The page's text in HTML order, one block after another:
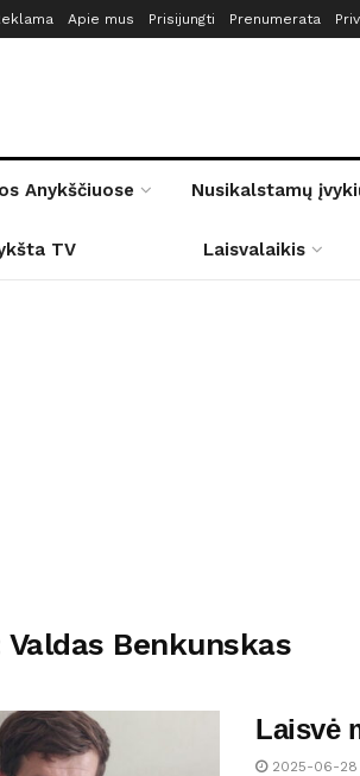
Apie mus Prisijungti Prenumerata
Anykščiuose Nusikalstamų
TV Laisvalaikis
Valdas Benkunskas
Laisvė
2025-06-28